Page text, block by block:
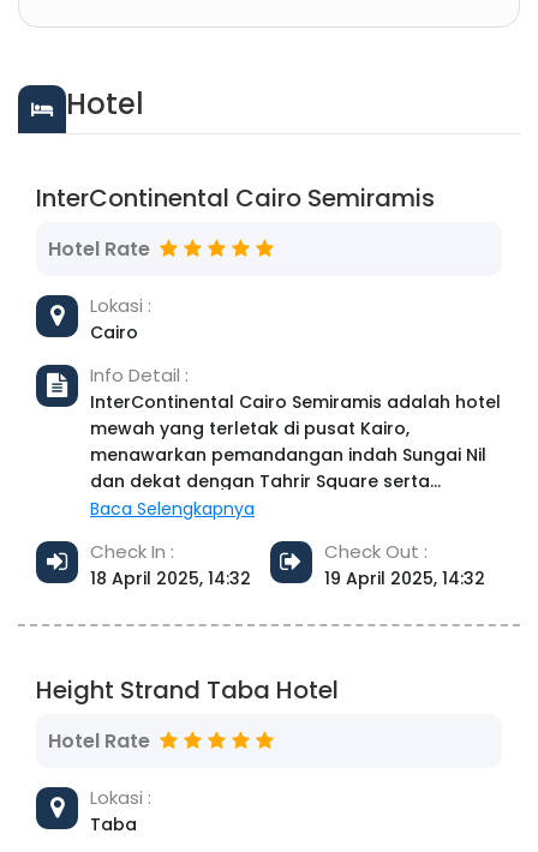
Hotel
InterContinental Cairo Semiramis
Hotel Rate
Lokasi :
Cairo
Info Detail :
InterContinental Cairo Semiramis adalah hotel
mewah yang terletak di pusat Kairo,
menawarkan pemandangan indah Sungai Nil
dan dekat dengan Tahrir Square serta
Museum Mesir. Hotel ini menyediakan 11
pilihan kuliner, termasuk masakan Italia,
Thailand, dan Timur Tengah. Fasilitasnya
Baca Selengkapnya
Check In :
18 April 2025, 14:32
Check Out :
19 April 2025, 14:32
Height Strand Taba Hotel
Hotel Rate
Lokasi :
Taba